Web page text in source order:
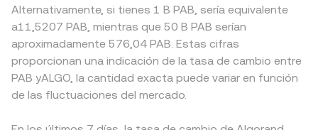
Alternativamente, si tienes 1 B PAB, sería equivalente
a11,5207 PAB, mientras que 50 B PAB serían
aproximadamente 576,04 PAB. Estas cifras
proporcionan una indicación de la tasa de cambio entre
PAB yALGO, la cantidad exacta puede variar en función
de las fluctuaciones del mercado.